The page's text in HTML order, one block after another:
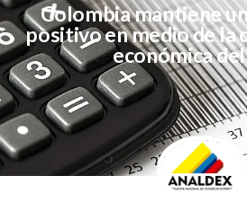
Colombia mantiene
positivo en medio de la
económica